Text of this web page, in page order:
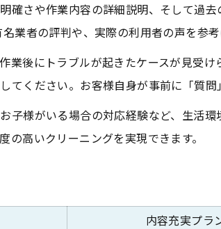
アフターサポートの有無をチェック
業者ごとのサービス内容比較
確さや作業内容の詳細説明、そして過
業者の評判や、実際の利用者の声を参考
後にトラブルが起きたケースが見受
ください。お客様自身が事前に「質問
子様がいる場合の対応経験など、生活
高いクリーニングを実現できます。
内容充実プラ